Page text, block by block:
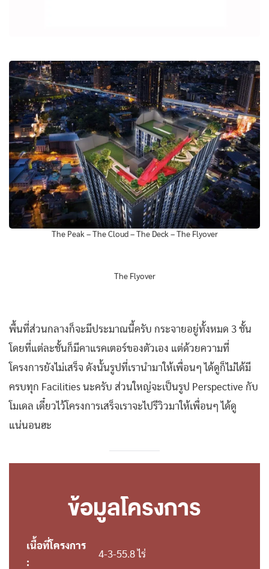
The Peak – The Cloud – The Deck – The Flyover
The Flyover
พื้นที่ส่วนกลางก็จะมีประมาณนี้ครับ กระจายอยู่ทั้งหมด 3 ชั้น
โดยที่แต่ละชั้นก็มีคาแรคเตอร์ของตัวเอง แต่ด้วยความที่
โครงการยังไม่เสร็จ ดังนั้นรูปที่เรานำมาให้เพื่อนๆ ได้ดูก็ไม่ได้มี
ครบทุก Facilities นะครับ ส่วนใหญ่จะเป็นรูป Perspective กับ
โมเดล เดี๋ยวไว้โครงการเสร็จเราจะไปรีวิวมาให้เพื่อนๆ ได้ดู
แน่นอนฮะ
ข้อมูลโครงการ
เนื้อที่โครงการ
:
4-3-55.8 ไร่